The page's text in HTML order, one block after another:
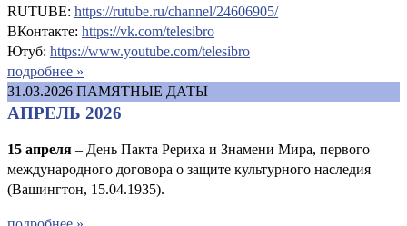
RUTUBE: https://rutube.ru/channel/24606905/
ВКонтакте: https://vk.com/telesibro
Ютуб: https://www.youtube.com/telesibro
подробнее »
31.03.2026 ПАМЯТНЫЕ ДАТЫ
АПРЕЛЬ 2026
15 апреля – День Пакта Рериха и Знамени Мира, первого
международного договора о защите культурного наследия
(Вашингтон, 15.04.1935).